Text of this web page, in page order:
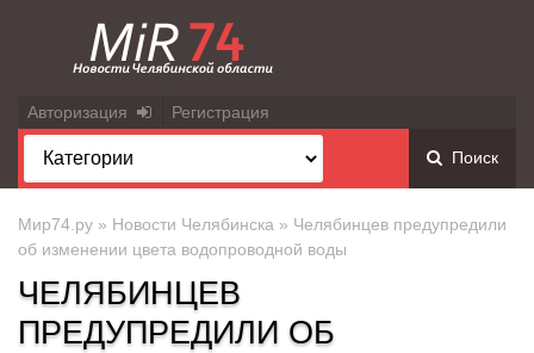
Авторизация Регистрация
Поиск
Мир74.ру » Новости Челябинска » Челябинцев предупредили
об изменении цвета водопроводной воды
ЧЕЛЯБИНЦЕВ
ПРЕДУПРЕДИЛИ ОБ